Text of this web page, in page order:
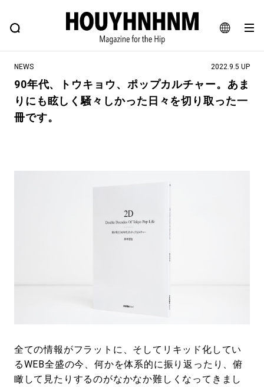
JA
EN
FEATURE BLOG SNAP
ヒップなファッション、カルチャー、ライフスタイルWEBマガジン
#注目のタグ
#MONTHLY JOURNAL
#フイナムのYouTube
#FOCUS IT #AH.H
#OUTDOOR
NEWS 2022.9.5 UP
90年代、トウキョウ、ポップカルチャー。あま
りにも眩しく騒々しかった日々を切り取った一
冊です。
全ての情報がフラットに、そしてリキッド化してい
るWEB全盛の今、何かを体系的に振り返ったり、俯
瞰して見たりするのがなかなか難しくなってきまし